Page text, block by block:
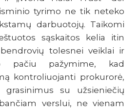
tyrimo ne tik neteko
darbuotojų. Taikomi
sąskaitos kelia itin
tolesnei veiklai ir
pačiu pažymime, kad
kontroliuojanti prokurorė,
grasinimus su užsieniečių
verslui, ne vienam